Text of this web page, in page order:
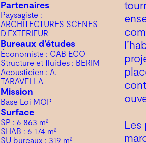
Partenaires
Paysagiste :
ARCHITECTURES SCENES
D'EXTERIEUR
Bureaux d’études
Économiste : CAB ECO
Structure et fluides : BERIM
Acousticien : A.
TARAVELLA
Mission
Base Loi MOP
Surface
SP : 6 863 m²
SHAB : 6 174 m²
SU bureaux : 319 m²
Les